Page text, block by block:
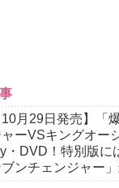
10月29日発売】「
ャーVSキングオー
・DVD！特別版に
ブンチェンジャー